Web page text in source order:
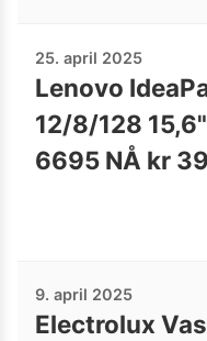
25. april 2025
Lenovo
12/8/128
6695 NÅ kr
9. april 2025
Electrolux